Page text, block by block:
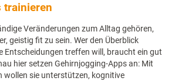
trainieren
Veränderungen zum Alltag gehören,
geistig fit zu sein. Wer den Überblick
Entscheidungen treffen will, braucht ein gut
hier setzen Gehirnjogging-Apps an: Mit
wollen sie unterstützen, kognitive